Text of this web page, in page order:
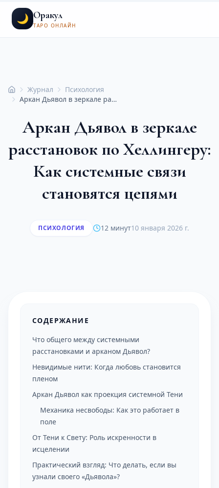
🌙 Оракул
ТАРО ОНЛАЙН
ГлавнаяЖурнал
Психология
Аркан Дьявол в зеркале расстановок по Хеллингеру: Как системные связи становятся цепями
Аркан Дьявол в зеркале
расстановок по Хеллингеру:
Как системные связи
становятся цепями
ПСИХОЛОГИЯ 12 минут10 января 2026 г.
СОДЕРЖАНИЕ
Что общего между системными
расстановками и арканом Дьявол?
Невидимые нити: Когда любовь становится
пленом
Аркан Дьявол как проекция системной Тени
Механика несвободы: Как это работает в
поле
От Тени к Свету: Роль искренности в
исцелении
Практический взгляд: Что делать, если вы
узнали своего «Дьявола»?